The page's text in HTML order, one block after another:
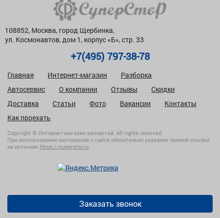
108852, Москва, город Щербинка,
ул. Космонавтов, дом 1, корпус «Б», стр. 33
+7(495) 797-38-78
Главная Интернет-магазин
Разборка
Автосервис
О компании Отзывы
Скидки
Доставка
Статьи Фото Вакансии
Контакты
Как проехать
Copyright © Интернет-магазин запчастей. All rights reserved
При использовании материалов с сайта обязательно указание прямой ссылки
на источник https://superstor.ru.
Заказать звонок